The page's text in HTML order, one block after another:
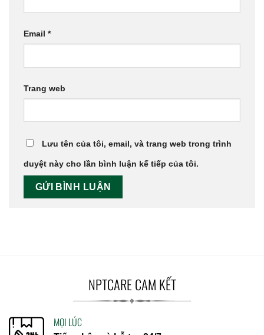
Email *
Trang web
Lưu tên của tôi, email, và trang web trong trình
duyệt này cho lần bình luận kế tiếp của tôi.
NPTCARE CAM KẾT
MỌI LÚC